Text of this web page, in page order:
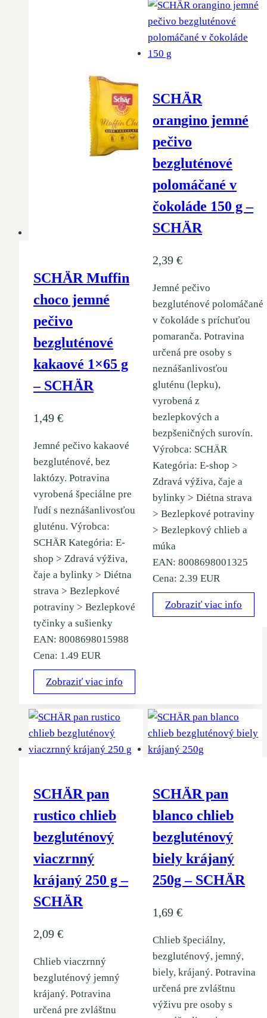
SCHÄR Muffin
choco jemné
pečivo
bezgluténové
kakaové 1×65 g
– SCHÄR
1,49 €
Jemné pečivo kakaové
bezgluténové, bez
laktózy. Potravina
vyrobená špeciálne pre
ľudí s neznášanlivosťou
gluténu. Výrobca:
SCHÄR Kategória: E-
shop > Zdravá výživa,
čaje a bylinky > Diétna
strava > Bezlepkové
potraviny > Bezlepkové
tyčinky a sušienky
EAN: 8008698015988
Cena: 1.49 EUR
Zobraziť viac info
SCHÄR
orangino jemné
pečivo
bezgluténové
polomáčané v
čokoláde 150 g –
SCHÄR
2,39 €
Jemné pečivo
bezgluténové polomáčané
v čokoláde s príchuťou
pomaranča. Potravina
určená pre osoby s
neznášanlivosťou
gluténu (lepku),
vyrobená z
bezlepkových a
bezpšeničných surovín.
Výrobca: SCHÄR
Kategória: E-shop >
Zdravá výživa, čaje a
bylinky > Diétna strava
> Bezlepkové potraviny
> Bezlepkový chlieb a
múka
EAN: 8008698001325
Cena: 2.39 EUR
Zobraziť viac info
SCHÄR pan
rustico chlieb
bezgluténový
viaczrnný
krájaný 250 g –
SCHÄR
2,09 €
Chlieb viaczrnný
bezgluténový jemný
krájaný. Potravina
určená pre zvláštnu
SCHÄR pan
blanco chlieb
bezgluténový
biely krájaný
250g – SCHÄR
1,69 €
Chlieb špeciálny,
bezgluténový, jemný,
biely, krájaný. Potravina
určená pre zvláštnu
výživu pre osoby s